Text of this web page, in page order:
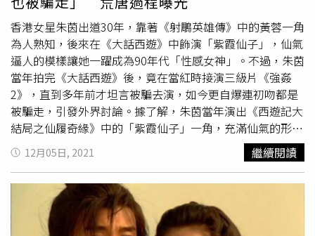
鑾雄在股市買入股份，因此重新掌握愛美高的控制權。當初
他的出手價，約為每股2港元，購回價約7角；後來他多次採
用類似手法，去收購其他公司股份，也為他帶來「股壇狙擊
手」的稱號。因為投資眼光精準又有膽識，讓劉鑾雄很快就
賺到生命中的「億」，暴富後的劉鑾雄，開始迷戀香港娛樂
圈的女明星，先後於蔡少芬和關之琳、洪欣等數十位女星，
保持曖昧跟情人關係，也傷透了元配寶詠琴的心，兩人最後
分道揚鑣，人稱「大劉」的劉鑾雄，最後歷經多年，繁華猶
如一場夢，最終他娶了不過問他的愛情，不求錢財的甘比，
最後更把上億的身家資產，都留給了現任的妻子甘比。
香港女星朱茵出道30年，靠著《射鵰英雄傳》中的黃蓉一角
為人熟知，後來在《大話西遊》中飾演「紫霞仙子」，仙氣
逼人的模樣讓她一躍成為90年代「性感女神」。不過，朱茵
當年拍完《大話西遊》後，竟在當紅時接演三級片《強姦
2》，直到多年前才坦言被騙去演，如今更自爆連初吻都是
被騙走，引發外界討論。據了解，朱茵當年演出《西遊記大
結局之仙履奇緣》中的「紫霞仙子」一角，充滿仙氣的形象
深植人心，讓她知名度大開，甚至一度和周星馳傳緋聞。令
人驚訝的是，朱茵當時已是一線女星，演出多部賣座電影，
如《逃學威龍2》、《賭俠1999》等，卻在1999年搭上香港
三級片風潮，出演導演王晶執導的《強姦2》。根據傳聞，
王晶當時跟朱茵說要拍愛情懸疑片，她的角色是一名警察，
才成功說服對方拍攝；不料電影開拍後，朱茵才發現片中有
12月05日, 2021 繼續閱讀